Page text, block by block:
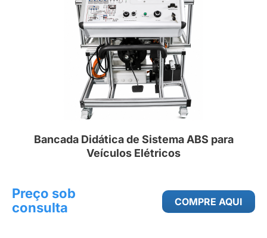
Bancada Didática de Sistema ABS para
Veículos Elétricos
Preço sob
consulta
COMPRE AQUI